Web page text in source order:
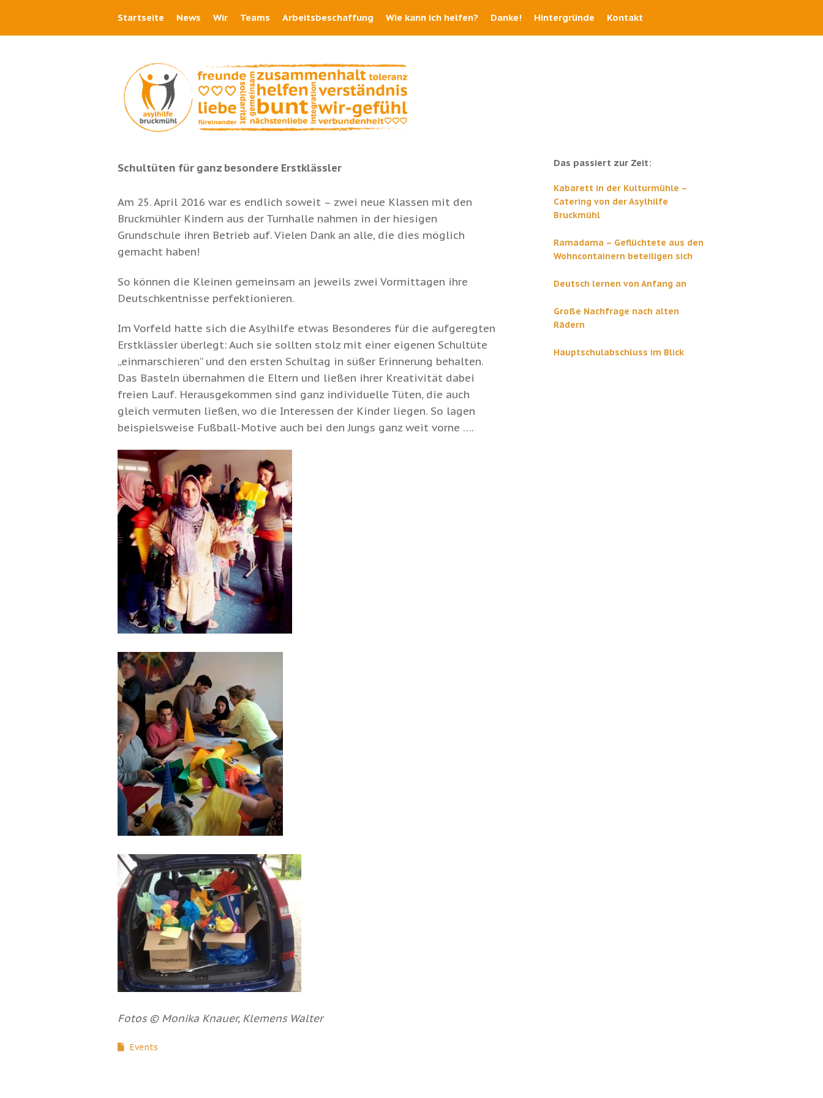
Startseite News Wir Teams Arbeitsbeschaffung Wie kann ich helfen? Danke! Hintergründe Kontakt
Schultüten für ganz besondere Erstklässler
Am 25. April 2016 war es endlich soweit – zwei neue Klassen mit den
Bruckmühler Kindern aus der Turnhalle nahmen in der hiesigen
Grundschule ihren Betrieb auf. Vielen Dank an alle, die dies möglich
gemacht haben!
So können die Kleinen gemeinsam an jeweils zwei Vormittagen ihre
Deutschkentnisse perfektionieren.
Im Vorfeld hatte sich die Asylhilfe etwas Besonderes für die aufgeregten
Erstklässler überlegt: Auch sie sollten stolz mit einer eigenen Schultüte
„einmarschieren“ und den ersten Schultag in süßer Erinnerung behalten.
Das Basteln übernahmen die Eltern und ließen ihrer Kreativität dabei
freien Lauf. Herausgekommen sind ganz individuelle Tüten, die auch
gleich vermuten ließen, wo die Interessen der Kinder liegen. So lagen
beispielsweise Fußball-Motive auch bei den Jungs ganz weit vorne ….
Fotos © Monika Knauer, Klemens Walter
Events
Das passiert zur Zeit:
Kabarett in der Kulturmühle –
Catering von der Asylhilfe
Bruckmühl
Ramadama – Geflüchtete aus den
Wohncontainern beteiligen sich
Deutsch lernen von Anfang an
Große Nachfrage nach alten
Rädern
Hauptschulabschluss im Blick